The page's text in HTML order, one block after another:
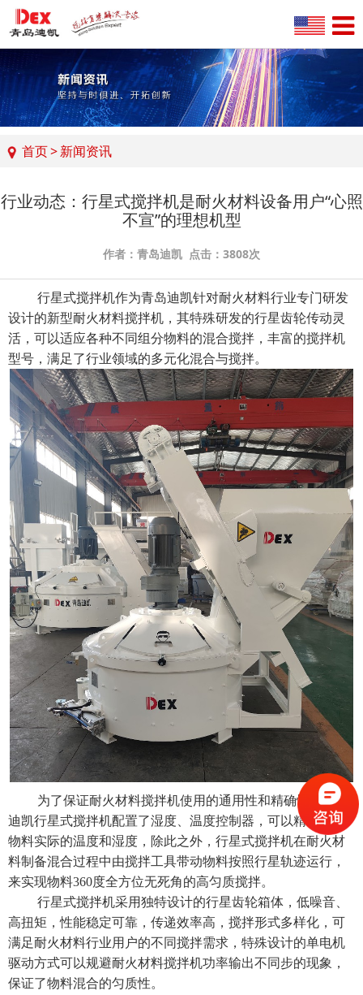
首页>新闻资讯
行业动态：行星式搅拌机是耐火材料设备用户“心照
不宣”的理想机型
作者：青岛迪凯 点击：3808次
行星式搅拌机作为青岛迪凯针对耐火材料行业专门研发
设计的新型耐火材料搅拌机，其特殊研发的行星齿轮传动灵
活，可以适应各种不同组分物料的混合搅拌，丰富的搅拌机
型号，满足了行业领域的多元化混合与搅拌。
为了保证耐火材料搅拌机使用的通用性和精确性，青岛
迪凯行星式搅拌机配置了湿度、温度控制器，可以精确测出
物料实际的温度和湿度，除此之外，行星式搅拌机在耐火材
料制备混合过程中由搅拌工具带动物料按照行星轨迹运行，
来实现物料360度全方位无死角的高匀质搅拌。
行星式搅拌机采用独特设计的行星齿轮箱体，低噪音、
高扭矩，性能稳定可靠，传递效率高，搅拌形式多样化，可
满足耐火材料行业用户的不同搅拌需求，特殊设计的单电机
驱动方式可以规避耐火材料搅拌机功率输出不同步的现象，
保证了物料混合的匀质性。